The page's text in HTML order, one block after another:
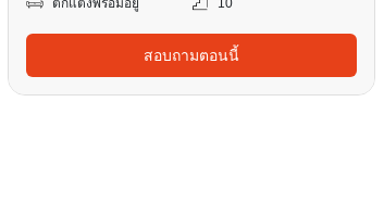
สอบถามตอนนี้